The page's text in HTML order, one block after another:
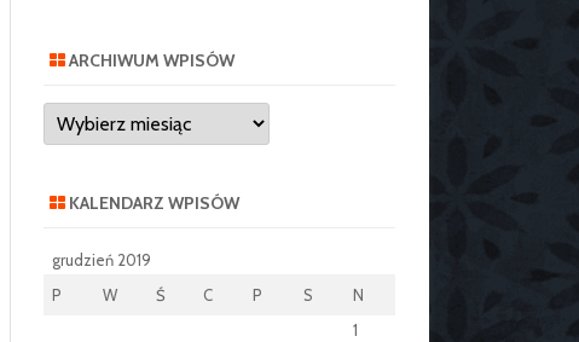
ARCHIWUM WPISÓW
Archiwum
wpisów
KALENDARZ WPISÓW
grudzień 2019
P
W Ś C P S
N
1